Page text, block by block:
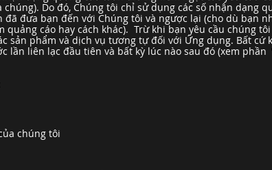
Do đó, Chúng tôi chỉ sử dụng các số nhận dạng
đưa bạn đến với Chúng tôi và ngược lại (cho dù bạn
cáo hay cách khác). Trừ khi bạn yêu cầu chúng
sản phẩm và dịch vụ tương tự đối với Ứng dụng. Bất cứ
lần liên lạc đầu tiên và bất kỳ lúc nào sau đó (xem
chúng tôi